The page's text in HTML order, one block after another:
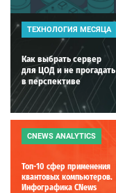
ТЕХНОЛОГИЯ МЕСЯЦА
Как выбрать сервер
для ЦОД и не прогадать
в перспективе
CNEWS ANALYTICS
Топ-10 сфер применения
квантовых компьютеров.
Инфографика CNews